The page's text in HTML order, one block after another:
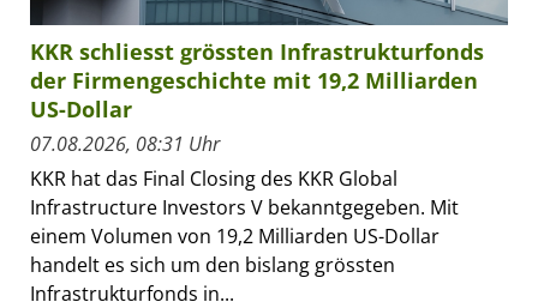
KKR schliesst grössten Infrastrukturfonds
der Firmengeschichte mit 19,2 Milliarden
US-Dollar
07.08.2026, 08:31 Uhr
KKR hat das Final Closing des KKR Global
Infrastructure Investors V bekanntgegeben. Mit
einem Volumen von 19,2 Milliarden US-Dollar
handelt es sich um den bislang grössten
Infrastrukturfonds in...